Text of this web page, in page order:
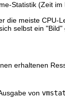
Statistik (Zeit im
die meiste CPU-
selbst ein "Bild"
erhaltenen
von vmstat